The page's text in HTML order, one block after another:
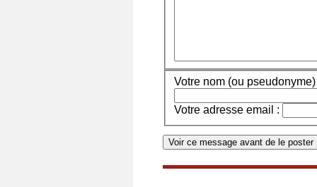
Votre nom (ou pseudonyme)
Votre adresse email :